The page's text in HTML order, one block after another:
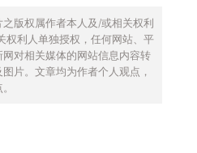
版权属作者本人及/或相关权利
权利人单独授权，任何网站、平
对相关媒体的网站信息内容转
片。文章均为作者个人观点，